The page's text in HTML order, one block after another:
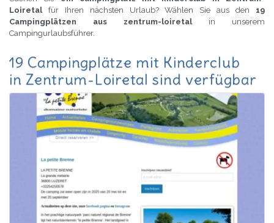
Loiretal für Ihren nächsten Urlaub? Wählen Sie aus den 19
Campingplätzen aus zentrum-loiretalin unserem
Campingurlaubsführer.
19 Campingplätze mit Kinderclub
in Zentrum-Loiretal sind verfügbar